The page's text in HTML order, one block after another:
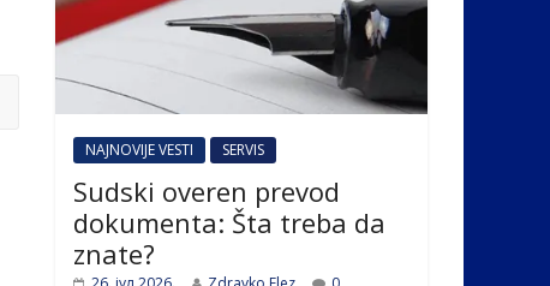
NAJNOVIJE VESTI SERVIS
Sudski overen prevod
dokumenta: Šta treba da
znate?